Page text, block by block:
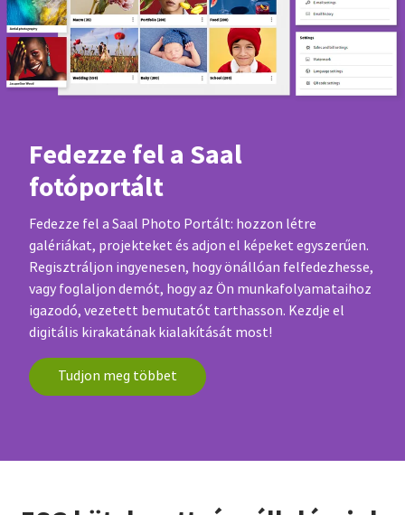
Fedezze fel a Saal
fotóportált
Fedezze fel a Saal Photo Portált: hozzon létre
galériákat, projekteket és adjon el képeket egyszerűen.
Regisztráljon ingyenesen, hogy önállóan felfedezhesse,
vagy foglaljon demót, hogy az Ön munkafolyamataihoz
igazodó, vezetett bemutatót tarthasson. Kezdje el
digitális kirakatának kialakítását most!
Tudjon meg többet